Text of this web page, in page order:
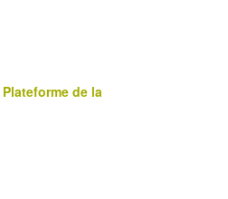
Plateforme de la